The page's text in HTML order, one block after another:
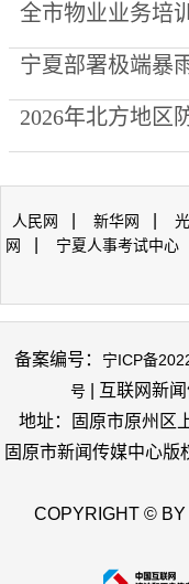
全市物业业务培
宁夏部署极端暴
人民网 新华网
网
宁夏人事考试中心
备案编号： 宁ICP备
号 | 互联网新
地址：固原市原州区
固原市新闻传媒中心
COPYRIGHT © BY